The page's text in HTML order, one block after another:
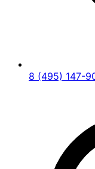
8 (495) 147-